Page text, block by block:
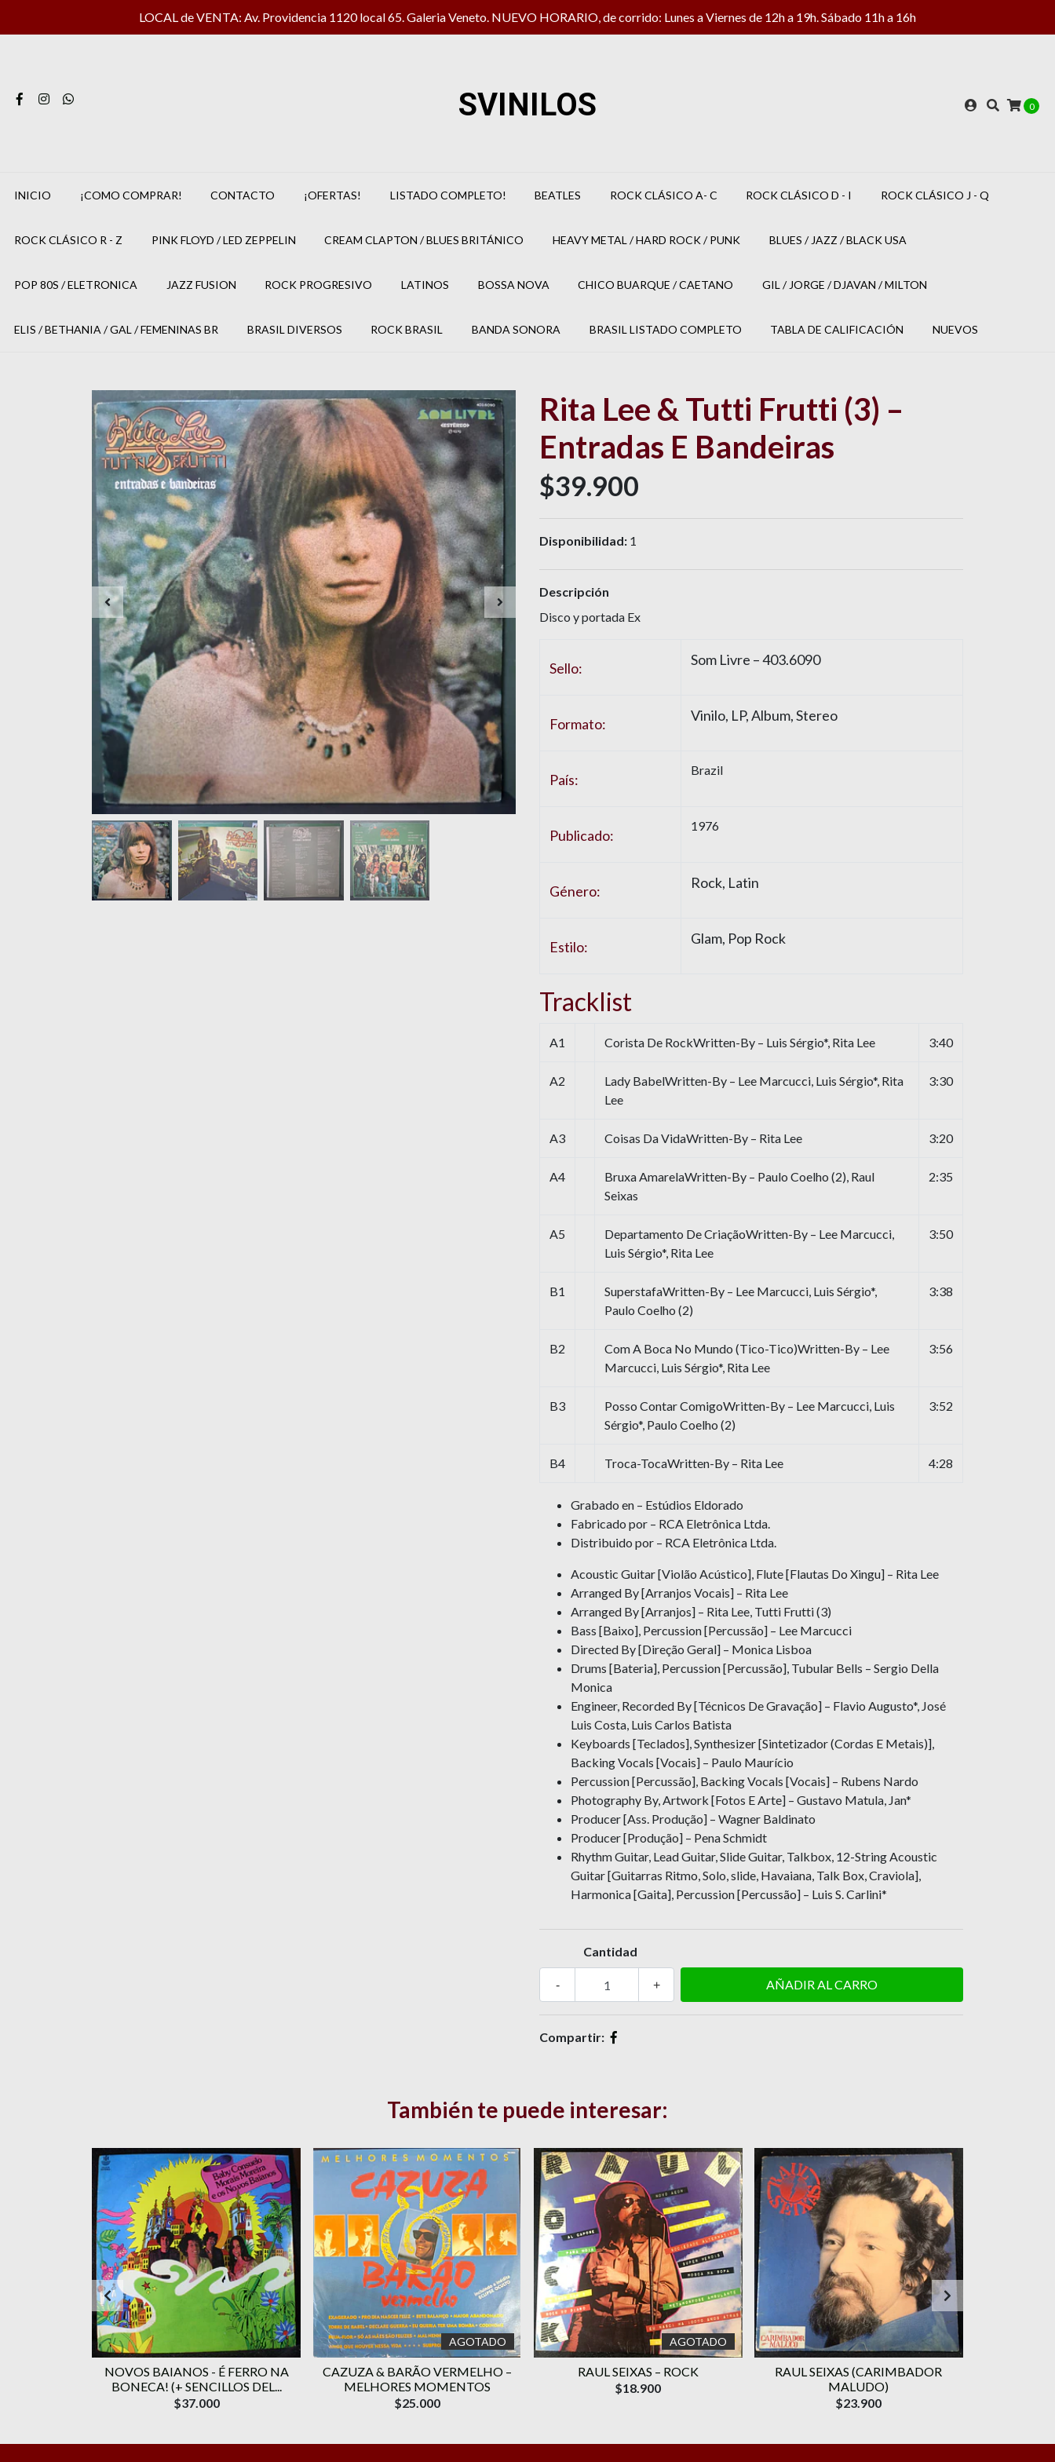
LOCAL de VENTA: Av. Providencia 1120 local 65. Galeria Veneto. NUEVO HORARIO, de corrido: Lunes a Viernes de 12h a 19h. Sábado 11h a 16h
SVINILOS 0
INICIO ¡COMO COMPRAR! CONTACTO ¡OFERTAS! LISTADO COMPLETO! BEATLES ROCK CLÁSICO A- C ROCK CLÁSICO D - I ROCK CLÁSICO J - Q
ROCK CLÁSICO R - Z PINK FLOYD / LED ZEPPELIN CREAM CLAPTON / BLUES BRITÁNICO HEAVY METAL / HARD ROCK / PUNK BLUES / JAZZ / BLACK USA
POP 80S / ELETRONICA JAZZ FUSION ROCK PROGRESIVO LATINOS BOSSA NOVA CHICO BUARQUE / CAETANO GIL / JORGE / DJAVAN / MILTON
ELIS / BETHANIA / GAL / FEMENINAS BR BRASIL DIVERSOS ROCK BRASIL BANDA SONORA BRASIL LISTADO COMPLETO TABLA DE CALIFICACIÓN NUEVOS
Rita Lee & Tutti Frutti (3) –
Entradas E Bandeiras
$39.900
Disponibilidad: 1
Descripción
Disco y portada Ex
Sello: Som Livre – 403.6090
Formato: Vinilo, LP, Album, Stereo
País:
Brazil
Publicado:
1976
Género: Rock, Latin
Estilo: Glam, Pop Rock
Tracklist
A1 Corista De RockWritten-By – Luis Sérgio*, Rita Lee 3:40
A2
Lady BabelWritten-By – Lee Marcucci, Luis Sérgio*, Rita
Lee
3:30
A3 Coisas Da VidaWritten-By – Rita Lee 3:20
A4
Bruxa AmarelaWritten-By – Paulo Coelho (2), Raul
Seixas
2:35
A5
Departamento De CriaçãoWritten-By – Lee Marcucci,
Luis Sérgio*, Rita Lee
3:50
B1
SuperstafaWritten-By – Lee Marcucci, Luis Sérgio*,
Paulo Coelho (2)
3:38
B2
Com A Boca No Mundo (Tico-Tico)Written-By – Lee
Marcucci, Luis Sérgio*, Rita Lee
3:56
B3
Posso Contar ComigoWritten-By – Lee Marcucci, Luis
Sérgio*, Paulo Coelho (2)
3:52
B4 Troca-TocaWritten-By – Rita Lee 4:28
Grabado en – Estúdios Eldorado
Fabricado por – RCA Eletrônica Ltda.
Distribuido por – RCA Eletrônica Ltda.
Acoustic Guitar [Violão Acústico], Flute [Flautas Do Xingu] – Rita Lee
Arranged By [Arranjos Vocais] – Rita Lee
Arranged By [Arranjos] – Rita Lee, Tutti Frutti (3)
Bass [Baixo], Percussion [Percussão] – Lee Marcucci
Directed By [Direção Geral] – Monica Lisboa
Drums [Bateria], Percussion [Percussão], Tubular Bells – Sergio Della
Monica
Engineer, Recorded By [Técnicos De Gravação] – Flavio Augusto*, José
Luis Costa, Luis Carlos Batista
Keyboards [Teclados], Synthesizer [Sintetizador (Cordas E Metais)],
Backing Vocals [Vocais] – Paulo Maurício
Percussion [Percussão], Backing Vocals [Vocais] – Rubens Nardo
Photography By, Artwork [Fotos E Arte] – Gustavo Matula, Jan*
Producer [Ass. Produção] – Wagner Baldinato
Producer [Produção] – Pena Schmidt
Rhythm Guitar, Lead Guitar, Slide Guitar, Talkbox, 12-String Acoustic
Guitar [Guitarras Ritmo, Solo, slide, Havaiana, Talk Box, Craviola],
Harmonica [Gaita], Percussion [Percussão] – Luis S. Carlini*
Cantidad
+
-
Compartir:
También te puede interesar:
NOVOS BAIANOS - É FERRO NA
BONECA! (+ SENCILLOS DEL...
$37.000
AGOTADO
CAZUZA & BARÃO VERMELHO –
MELHORES MOMENTOS
$25.000
AGOTADO
RAUL SEIXAS – ROCK
$18.900
RAUL SEIXAS (CARIMBADOR
MALUDO)
$23.900